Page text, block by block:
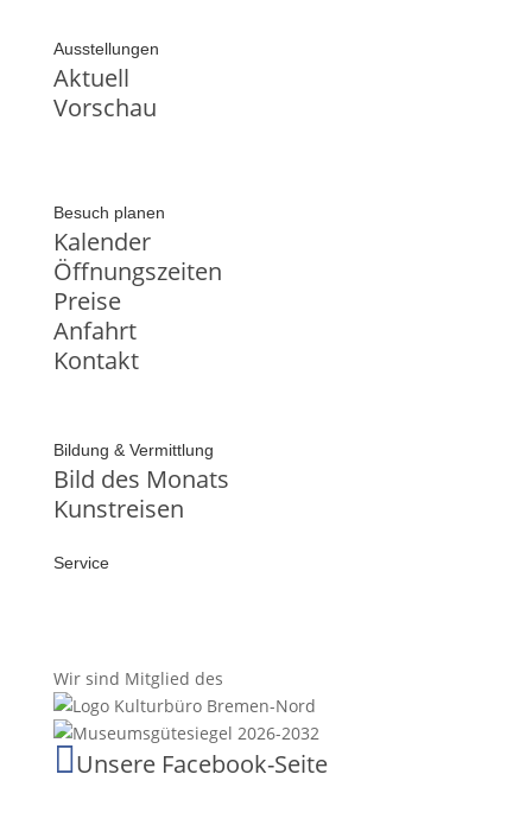
Ausstellungen
Aktuell
Vorschau
Besuch planen
Kalender
Öffnungszeiten
Preise
Anfahrt
Kontakt
Bildung & Vermittlung
Bild des Monats
Kunstreisen
Service
Wir sind Mitglied des
Unsere Facebook-Seite